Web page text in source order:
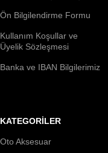
Ön Bilgilendirme Formu
Kullanım Koşullar ve
Üyelik Sözleşmesi
Banka ve IBAN Bilgilerimiz
KATEGORİLER
Oto Aksesuar